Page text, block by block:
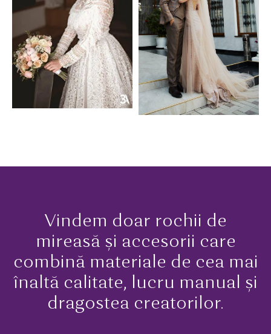
Vindem doar rochii de
mireasă și accesorii care
combină materiale de cea mai
înaltă calitate, lucru manual și
dragostea creatorilor.